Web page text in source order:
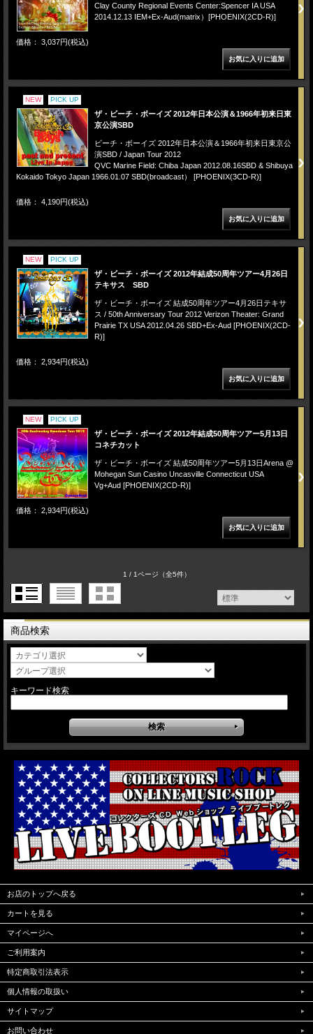
Clay County Regional Events Center:Spencer IA USA
2014.12.13 IEM+Ex-Aud(matrix）[PHOENIX(2CD-R)]
価格： 3,037円(税込)
NEW PICK UP
ザ・ビーチ・ボーイズ 2012年日本公演＆1966年初来日東
京公演SBD
ビーチ・ボーイズ 2012年日本公演＆1966年初来日東京公
演SBD / Japan Tour 2012
QVC Marine Field: Chiba Japan 2012.08.16SBD & Shibuya
Kokaido Tokyo Japan 1966.01.07 SBD(broadcast） [PHOENIX(3CD-R)]
価格： 4,190円(税込)
NEW PICK UP
ザ・ビーチ・ボーイズ 2012年結成50周年ツアー4月26日
テキサス SBD
ザ・ビーチ・ボーイズ 結成50周年ツアー4月26日テキサ
ス / 50th Anniversary Tour 2012 Verizon Theater: Grand
Prairie TX USA 2012.04.26 SBD+Ex-Aud [PHOENIX(2CD-
R)]
価格： 2,934円(税込)
NEW PICK UP
ザ・ビーチ・ボーイズ 2012年結成50周年ツアー5月13日
コネチカット
ザ・ビーチ・ボーイズ 結成50周年ツアー5月13日Arena @
Mohegan Sun Casino Uncasville Connecticut USA
Vg+Aud [PHOENIX(2CD-R)]
価格： 2,934円(税込)
1 / 1ページ（全5件）
商品検索
キーワード検索
お店のトップへ戻る
カートを見る
マイページへ
ご利用案内
特定商取引法表示
個人情報の取扱い
サイトマップ
お問い合わせ